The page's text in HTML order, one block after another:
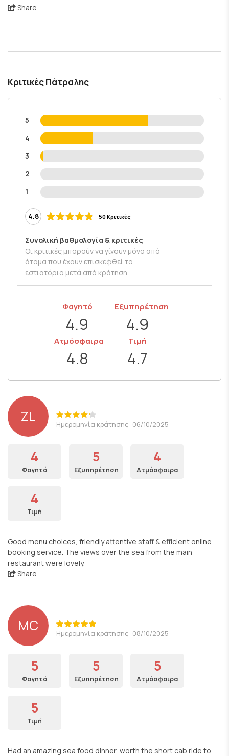
Share
Κριτικές Πάτραλης
5
4
3
2
1
4.8 50 Κριτικές
Συνολική βαθμολογία & κριτικές
Οι κριτικές μπορούν να γίνουν μόνο από
άτομα που έχουν επισκεφθεί το
εστιατόριο μετά από κράτηση
Φαγητό
4.9
Εξυπηρέτηση
4.9
Ατμόσφαιρα
4.8
Τιμή
4.7
ZL Ημερομηνία κράτησης: 06/10/2025
4
Φαγητό
5
Εξυπηρέτηση
4
Ατμόσφαιρα
4
Τιμή
Good menu choices, friendly attentive staff & efficient online
booking service. The views over the sea from the main
restaurant were lovely.
Share
MC Ημερομηνία κράτησης: 08/10/2025
5
Φαγητό
5
Εξυπηρέτηση
5
Ατμόσφαιρα
5
Τιμή
Had an amazing sea food dinner, worth the short cab ride to